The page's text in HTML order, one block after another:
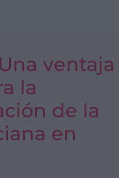
ventaja
la
de la
en